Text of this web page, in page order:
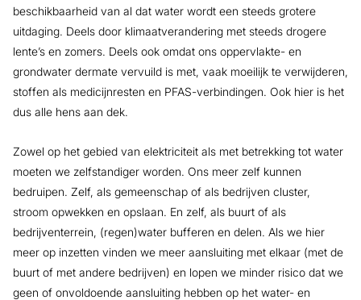
beschikbaarheid van al dat water wordt een steeds grotere
uitdaging. Deels door klimaatverandering met steeds drogere
lente’s en zomers. Deels ook omdat ons oppervlakte- en
grondwater dermate vervuild is met, vaak moeilijk te verwijderen,
stoffen als medicijnresten en PFAS-verbindingen. Ook hier is het
dus alle hens aan dek.
Zowel op het gebied van elektriciteit als met betrekking tot water
moeten we zelfstandiger worden. Ons meer zelf kunnen
bedruipen. Zelf, als gemeenschap of als bedrijven cluster,
stroom opwekken en opslaan. En zelf, als buurt of als
bedrijventerrein, (regen)water bufferen en delen. Als we hier
meer op inzetten vinden we meer aansluiting met elkaar (met de
buurt of met andere bedrijven) en lopen we minder risico dat we
geen of onvoldoende aansluiting hebben op het water- en